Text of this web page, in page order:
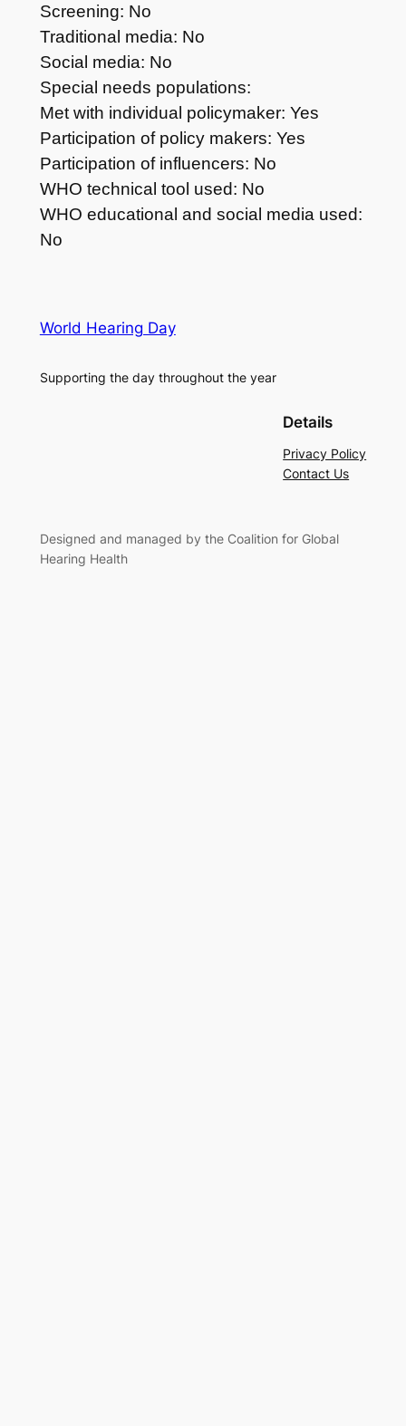
Screening: No
Traditional media: No
Social media: No
Special needs populations:
Met with individual policymaker: Yes
Participation of policy makers: Yes
Participation of influencers: No
WHO technical tool used: No
WHO educational and social media used:
No
World Hearing Day
Supporting the day throughout the year
Details
Privacy Policy
Contact Us
Designed and managed by the Coalition for Global
Hearing Health